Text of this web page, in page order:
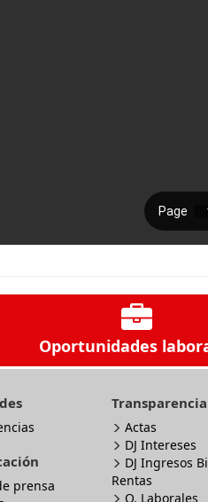
Oportunidades
prensa
Transparencia
Actas
DJ Intereses
DJ Ingresos
Rentas
O. Laborales